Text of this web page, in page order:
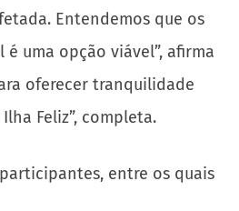
Entendemos que os
uma opção viável”, afirma
oferecer tranquilidade
Feliz”, completa.
entre os quais